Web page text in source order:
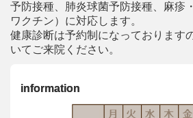
予防接種、肺炎球菌予防接種、麻疹
ワクチン）に対応します。
健康診断は予約制になっております
いてご来院ください。
information